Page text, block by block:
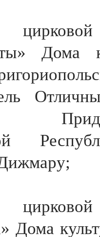
цирковой
Дома
цирковой
Дома